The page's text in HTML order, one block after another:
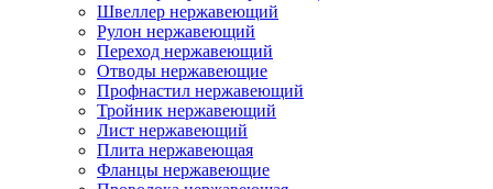
Швеллер нержавеющий
Рулон нержавеющий
Переход нержавеющий
Отводы нержавеющие
Профнастил нержавеющий
Тройник нержавеющий
Лист нержавеющий
Плита нержавеющая
Фланцы нержавеющие